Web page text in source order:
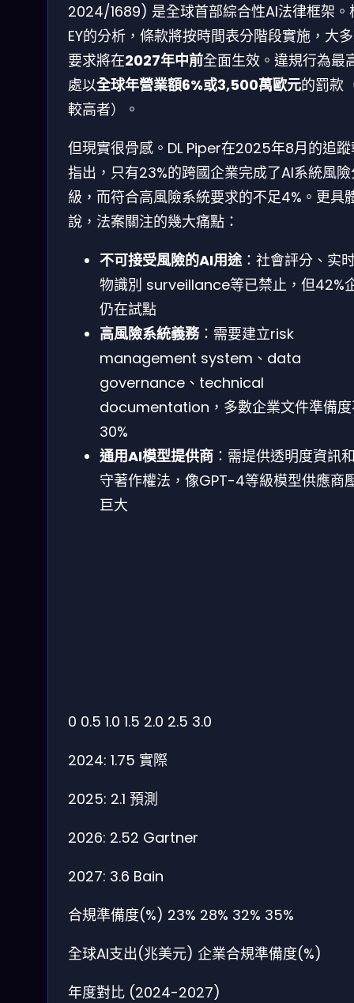
2024/1689) 是全球首部綜合性AI法律框架。
EY的分析，條款將按時間表分階段實施，大
要求將在2027年中前全面生效。違規行為最
處以全球年營業額6%或3,500萬歐元的罰款
較高者）。
但現實很骨感。DL Piper在2025年8月的追
指出，只有23%的跨國企業完成了AI系統風
級，而符合高風險系統要求的不足4%。更具
說，法案關注的幾大痛點：
不可接受風險的AI用途：社會評分、实
物識別 surveillance等已禁止，但42%
仍在試點
高風險系統義務：需要建立risk
management system、data
governance、technical
documentation，多數企業文件準備度
30%
通用AI模型提供商 ：需提供透明度資訊
守著作權法，像GPT-4等級模型供應商
巨大
0 0.5 1.0 1.5 2.0 2.5 3.0
2024: 1.75 實際
2025: 2.1 預測
2026: 2.52 Gartner
2027: 3.6 Bain
合規準備度(%) 23% 28% 32% 35%
全球AI支出(兆美元) 企業合規準備度(%)
年度對比 (2024-2027)